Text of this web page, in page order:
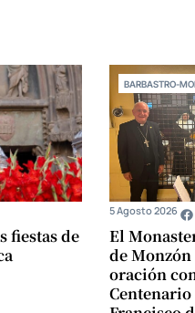
fiestas de
BARBASTRO-
El
de
oración
Centenario
5 Agosto 2026